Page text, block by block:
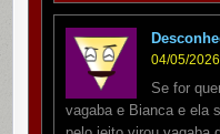
04/05/
Se for
vagaba e Bianca e ela